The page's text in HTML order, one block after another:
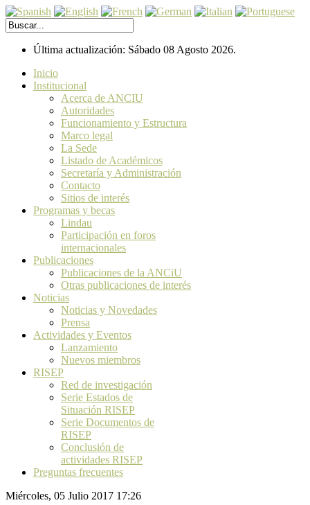
Última actualización: Sábado 08 Agosto 2026.
Inicio
Institucional
Acerca de ANCIU
Autoridades
Funcionamiento y Estructura
Marco legal
La Sede
Listado de Académicos
Secretaría y Administración
Contacto
Sitios de interés
Programas y becas
Lindau
Participación en foros
internacionales
Publicaciones
Publicaciones de la ANCiU
Otras publicaciones de interés
Noticias
Noticias y Novedades
Prensa
Actividades y Eventos
Lanzamiento
Nuevos miembros
RISEP
Red de investigación
Serie Estados de
Situación RISEP
Serie Documentos de
RISEP
Conclusión de
actividades RISEP
Preguntas frecuentes
Miércoles, 05 Julio 2017 17:26